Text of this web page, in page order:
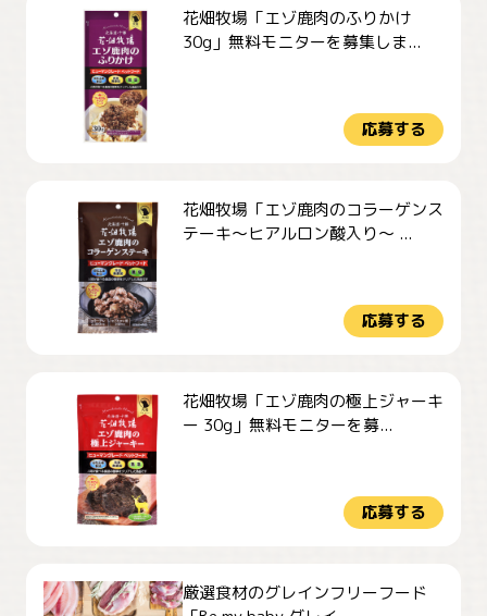
花畑牧場「エゾ鹿肉のふりかけ
30g」無料モニターを募集しま...
応募する
花畑牧場「エゾ鹿肉のコラーゲンス
テーキ～ヒアルロン酸入り～ ...
応募する
花畑牧場「エゾ鹿肉の極上ジャーキ
ー 30g」無料モニターを募...
応募する
厳選食材のグレインフリーフード